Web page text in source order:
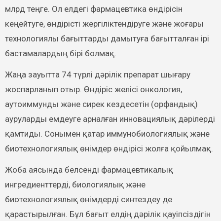
млрд теңге. Ол елдегі фармацевтика өндірісін
кеңейтуге, өндірісті жергіліктендіруге және жоғары
технологиялы бағыттарды дамытуға бағытталған ірі
бастамалардың бірі болмақ.
Жаңа зауытта 74 түрлі дәрілік препарат шығару
жоспарланып отыр. Өндіріс желісі онкология,
аутоиммунды және сирек кездесетін (орфандық)
ауруларды емдеуге арналған инновациялық дәрілерді
қамтиды. Сонымен қатар иммунобиологиялық және
биотехнологиялық өнімдер өндірісі жолға қойылмақ.
Жоба аясында белсенді фармацевтикалық
ингредиенттерді, биологиялық және
биотехнологиялық өнімдерді синтездеу де
қарастырылған. Бұл бағыт елдің дәрілік қауіпсіздігін